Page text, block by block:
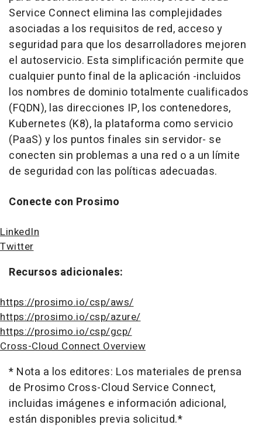
Service Connect elimina las complejidades
asociadas a los requisitos de red, acceso y
seguridad para que los desarrolladores mejoren
el autoservicio. Esta simplificación permite que
cualquier punto final de la aplicación -incluidos
los nombres de dominio totalmente cualificados
(FQDN), las direcciones IP, los contenedores,
Kubernetes (K8), la plataforma como servicio
(PaaS) y los puntos finales sin servidor- se
conecten sin problemas a una red o a un límite
de seguridad con las políticas adecuadas.
Conecte con Prosimo
LinkedIn
Twitter
Recursos adicionales:
https://prosimo.io/csp/aws/
https://prosimo.io/csp/azure/
https://prosimo.io/csp/gcp/
Cross-Cloud Connect Overview
* Nota a los editores: Los materiales de prensa
de Prosimo Cross-Cloud Service Connect,
incluidas imágenes e información adicional,
están disponibles previa solicitud.*